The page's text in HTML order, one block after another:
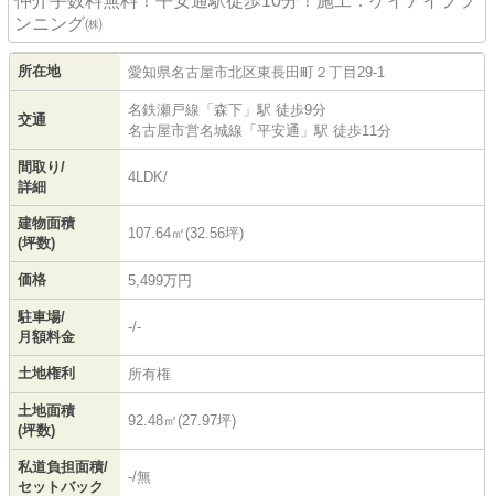
ンニング㈱
所在地 愛知県名古屋市北区東長田町 ２丁目29-1
交通
名鉄瀬戸線 「 森下 」駅 徒歩9分
名古屋市営名城線 「 平安通 」駅 徒歩11分
間取り/
詳細
4LDK/
建物面積
(坪数)
107.64㎡(32.56坪)
価格 5,499万円
駐車場/
月額料金
-/-
土地権利 所有権
土地面積
(坪数)
92.48㎡(27.97坪)
私道負担面積/
セットバック
-/無